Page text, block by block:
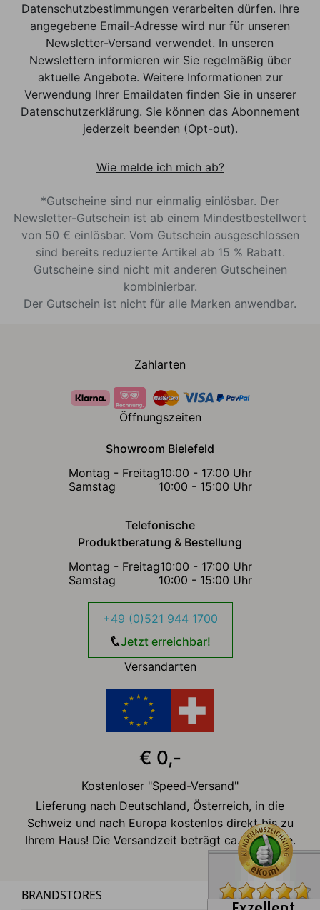
Datenschutzbestimmungen verarbeiten dürfen. Ihre
angegebene Email-Adresse wird nur für unseren
Newsletter-Versand verwendet. In unseren
Newslettern informieren wir Sie regelmäßig über
aktuelle Angebote. Weitere Informationen zur
Verwendung Ihrer Emaildaten finden Sie in unserer
Datenschutzerklärung. Sie können das Abonnement
jederzeit beenden (Opt-out).
Wie melde ich mich ab?
*Gutscheine sind nur einmalig einlösbar. Der
Newsletter-Gutschein ist ab einem Mindestbestellwert
von 50 € einlösbar. Vom Gutschein ausgeschlossen
sind bereits reduzierte Artikel ab 15 % Rabatt.
Gutscheine sind nicht mit anderen Gutscheinen
kombinierbar.
Der Gutschein ist nicht für alle Marken anwendbar.
Zahlarten
Öffnungszeiten
Showroom Bielefeld
Montag - Freitag10:00 - 17:00 Uhr
Samstag
10:00 - 15:00 Uhr
Telefonische
Produktberatung & Bestellung
Montag - Freitag10:00 - 17:00 Uhr
Samstag
10:00 - 15:00 Uhr
+49 (0)521 944 1700
Jetzt erreichbar!
Versandarten
€ 0,-
Kostenloser "Speed-Versand"
Lieferung nach Deutschland, Österreich, in die
Schweiz und nach Europa kostenlos direkt bis zu
Ihrem Haus! Die Versandzeit beträgt ca. 2-3 Tage.
BRANDSTORES